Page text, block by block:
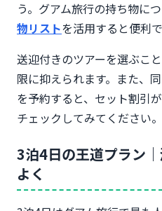
う。グアム旅行の持ち物につ
物リストを活用すると便利で
送迎付きのツアーを選ぶこ
限に抑えられます。また、
を予約すると、セット割引
チェックしてみてください。
3泊4日の王道プラン
よく